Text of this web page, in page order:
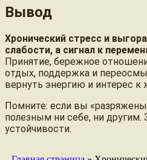
Вывод
Хронический стресс и
слабости, а сигнал к
Принятие, бережное
отдых, поддержка и
вернуть энергию и интерес к
Помните: если вы
полезным ни себе, ни другим.
устойчивости.